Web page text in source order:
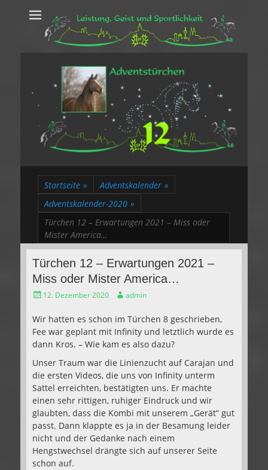
Leistung, Geist
und Sportlichkeit
Trakehner aus dem Herzen des Rheinlands
Startseite » Adventskalender »
Adventskalender-2020 »
Türchen 12 – Erwartungen 2021 – Miss oder
Mister America…
Türchen 12 – Erwartungen 2021 –
Miss oder Mister America…
Gepostet
12. Dezember 2020 Autoradmin
Wir hatten es schon im Türchen 8 geschrieben,
Fee war geplant mit Infinity und letztlich wurde es
dann Kros. – Wie kam es also dazu?
Unser Traum war die Linienzucht auf Carajan und
die ersten Videos, die uns von Infinity unterm
Sattel erreichten, bestätigten uns. Er machte
einen sehr rittigen, ruhiger Eindruck und wir
glaubten, dass die Kombi mit unserem „Gerät“ gut
passt. Dann klappte es ja in der Besamung leider
nicht und der Gedanke nach einem
Hengstwechsel drängte sich auf unserer Seite
schon auf.